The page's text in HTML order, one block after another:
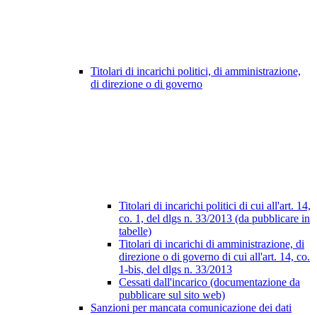
Titolari di incarichi politici, di amministrazione,
di direzione o di governo
Titolari di incarichi politici di cui all'art. 14,
co. 1, del dlgs n. 33/2013 (da pubblicare in
tabelle)
Titolari di incarichi di amministrazione, di
direzione o di governo di cui all'art. 14, co.
1-bis, del dlgs n. 33/2013
Cessati dall'incarico (documentazione da
pubblicare sul sito web)
Sanzioni per mancata comunicazione dei dati